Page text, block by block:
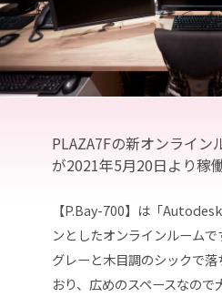
PLAZA7Fの新オンライン
が2021年5月20日より稼
【P.Bay-700】は「
ンとしたオンラインルームで
グレーと木目調のシックで
おり、広めのスペースなの